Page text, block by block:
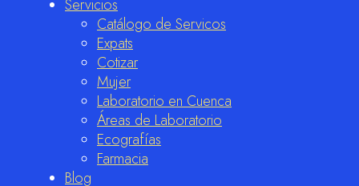
Servicios
Catálogo de Servicos
Expats
Cotizar
Mujer
Laboratorio en Cuenca
Áreas de Laboratorio
Ecografías
Farmacia
Blog